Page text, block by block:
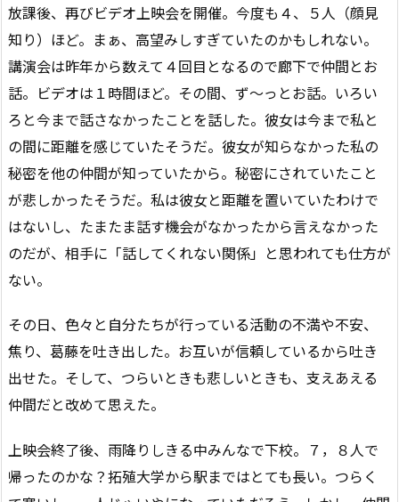
放課後、再びビデオ上映会を開催。今度も４、５人（顔見
知り）ほど。まぁ、高望みしすぎていたのかもしれない。
講演会は昨年から数えて４回目となるので廊下で仲間とお
話。ビデオは１時間ほど。その間、ず〜っとお話。いろい
ろと今まで話さなかったことを話した。彼女は今まで私と
の間に距離を感じていたそうだ。彼女が知らなかった私の
秘密を他の仲間が知っていたから。秘密にされていたこと
が悲しかったそうだ。私は彼女と距離を置いていたわけで
はないし、たまたま話す機会がなかったから言えなかった
のだが、相手に「話してくれない関係」と思われても仕方が
ない。
その日、色々と自分たちが行っている活動の不満や不安、
焦り、葛藤を吐き出した。お互いが信頼しているから吐き
出せた。そして、つらいときも悲しいときも、支えあえる
仲間だと改めて思えた。
上映会終了後、雨降りしきる中みんなで下校。７，８人で
帰ったのかな？拓殖大学から駅まではとても長い。つらく